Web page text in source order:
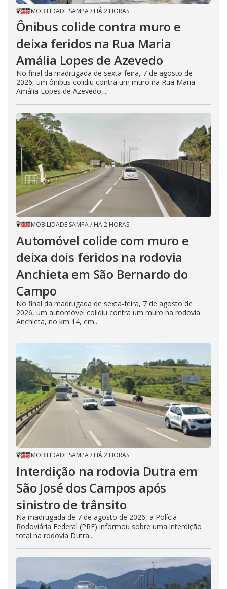
MOBILIDADE SAMPA/ HÁ 2 HORAS
Ônibus colide contra muro e
deixa feridos na Rua Maria
Amália Lopes de Azevedo
No final da madrugada de sexta-feira, 7 de agosto de
2026, um ônibus colidiu contra um muro na Rua Maria
Amália Lopes de Azevedo,...
MOBILIDADE SAMPA/ HÁ 2 HORAS
Automóvel colide com muro e
deixa dois feridos na rodovia
Anchieta em São Bernardo do
Campo
No final da madrugada de sexta-feira, 7 de agosto de
2026, um automóvel colidiu contra um muro na rodovia
Anchieta, no km 14, em...
MOBILIDADE SAMPA/ HÁ 2 HORAS
Interdição na rodovia Dutra em
São José dos Campos após
sinistro de trânsito
Na madrugada de 7 de agosto de 2026, a Polícia
Rodoviária Federal (PRF) informou sobre uma interdição
total na rodovia Dutra...